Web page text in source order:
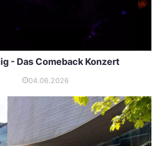
- Das Comeback Konzert
04.06.2026